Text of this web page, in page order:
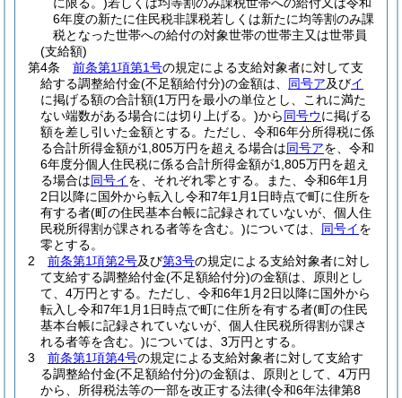
6年度の新たに住民税非課税若しくは新たに均等割のみ課
税となった世帯への給付の対象世帯の世帯主又は世帯員
(支給額)
第4条
前条第1項第1号の規定による支給対象者に対して支
給する調整給付金(不足額給付分)の金額は、 同号ア及びイ
に掲げる額の合計額(1万円を最小の単位とし、これに満た
ない端数がある場合には切り上げる。)から同号ウに掲げる
額を差し引いた金額とする。 ただし、令和6年分所得税に係
る合計所得金額が1,805万円を超える場合は同号アを、令和
6年度分個人住民税に係る合計所得金額が1,805万円を超え
る場合は同号イを、それぞれ零とする。
また、令和6年1月
2日以降に国外から転入し令和7年1月1日時点で町に住所を
有する者(町の住民基本台帳に記録されていないが、個人住
民税所得割が課される者等を含む。)については、 同号イを
零とする。
2
前条第1項第2号及び第3号の規定による支給対象者に対し
て支給する調整給付金(不足額給付分)の金額は、原則とし
て、4万円とする。 ただし、令和6年1月2日以降に国外から
転入し令和7年1月1日時点で町に住所を有する者(町の住民
基本台帳に記録されていないが、個人住民税所得割が課さ
れる者等を含む。)については、3万円とする。
3
前条第1項第4号の規定による支給対象者に対して支給す
る調整給付金(不足額給付分)の金額は、原則として、4万円
から、所得税法等の一部を改正する法律(令和6年法律第8